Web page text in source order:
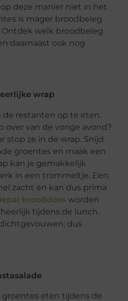
deze manier niet in het
is mager broodbeleg
welk broodbeleg
daarnaast ook nog
wrap
de restanten op te eten.
over van de vorige avond?
stop ze in de wrap. Snijd
groentes en maak een
kan je gemakkelijk
in een trommeltje. Een
zacht en kan dus prima
brooddoos worden
tijdens de lunch.
dus
groentes eten tijdens de